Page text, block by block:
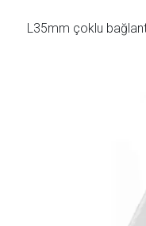
L35mm çoklu